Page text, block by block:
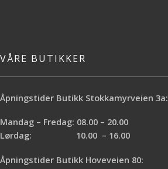
VÅRE BUTIKKER
Åpningstider Butikk Stokkamyrveien 3a:
Mandag – Fredag: 08.00 – 20.00
Lørdag: 10.00 – 16.00
Åpningstider Butikk Hoveveien 80: